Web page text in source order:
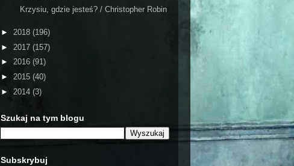
Krzysiu, gdzie jesteś? / Christopher Robin
► 2018 (196)
► 2017 (157)
► 2016 (91)
► 2015 (40)
► 2014 (3)
Szukaj na tym blogu
Subskrybuj